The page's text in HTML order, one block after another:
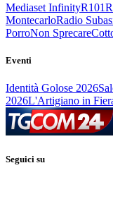
Mediaset InfinityR101
MontecarloRadio
PorroNon Sprecare
Eventi
Identità Golose 2026
2026L'Artigiano in
Seguici su